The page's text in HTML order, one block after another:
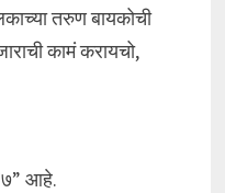
तरुण बायकोची
कामं करायचो,
आहे.